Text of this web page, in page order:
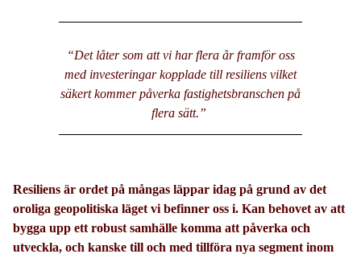
“Det låter som att vi har flera år framför oss
med investeringar kopplade till resiliens vilket
säkert kommer påverka fastighetsbranschen på
flera sätt.”
Resiliens är ordet på mångas läppar idag på grund av det
oroliga geopolitiska läget vi befinner oss i. Kan behovet av att
bygga upp ett robust samhälle komma att påverka och
utveckla, och kanske till och med tillföra nya segment inom